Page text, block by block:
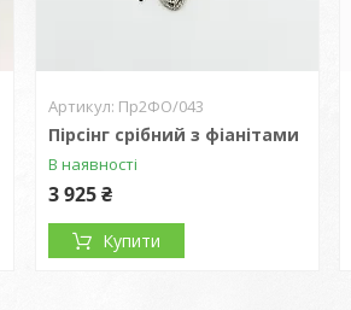
Пр2ФО/043
Пірсінг срібний з фіанітами
В наявності
3 925 ₴
Купити